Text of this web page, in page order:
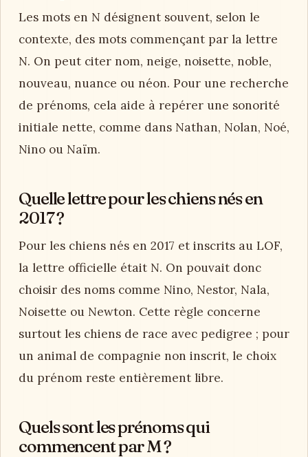
Les mots en N désignent souvent, selon le
contexte, des mots commençant par la lettre
N. On peut citer nom, neige, noisette, noble,
nouveau, nuance ou néon. Pour une recherche
de prénoms, cela aide à repérer une sonorité
initiale nette, comme dans Nathan, Nolan, Noé,
Nino ou Naïm.
Quelle lettre pour les chiens nés en
2017 ?
Pour les chiens nés en 2017 et inscrits au LOF,
la lettre officielle était N. On pouvait donc
choisir des noms comme Nino, Nestor, Nala,
Noisette ou Newton. Cette règle concerne
surtout les chiens de race avec pedigree ; pour
un animal de compagnie non inscrit, le choix
du prénom reste entièrement libre.
Quels sont les prénoms qui
commencent par M ?